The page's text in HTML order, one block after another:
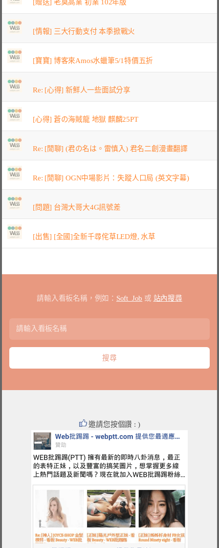
[贈送] 老莫高業 初業 102年版
[情報] 三大行動支付 本季掀戰火
[寶寶] 博客來Amos水蠟筆5/1特價五折
Re: [心得] 新鮮人一些面試分享
[心得] 蒼の海賊龍 地獄 麒麟25PT
Re: [閒聊] (君の名は。雷慎入) 君名二創漫畫翻譯
Re: [閒聊] OGN中場影片：失蹤人口局 (英文字幕)
[問題] 台灣大哥大4G訊號差
[出售] [全國]全新千尋侘草LED燈, 水草
請輸入看板名稱，例如： Soft_Job 或 站內搜尋
邀請您按個讚 : )